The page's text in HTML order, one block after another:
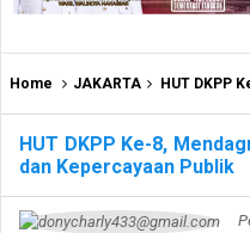
Home JAKARTA HUT DKPP Ke-8,
HUT DKPP Ke-8,
dan Kepercayaan Publik